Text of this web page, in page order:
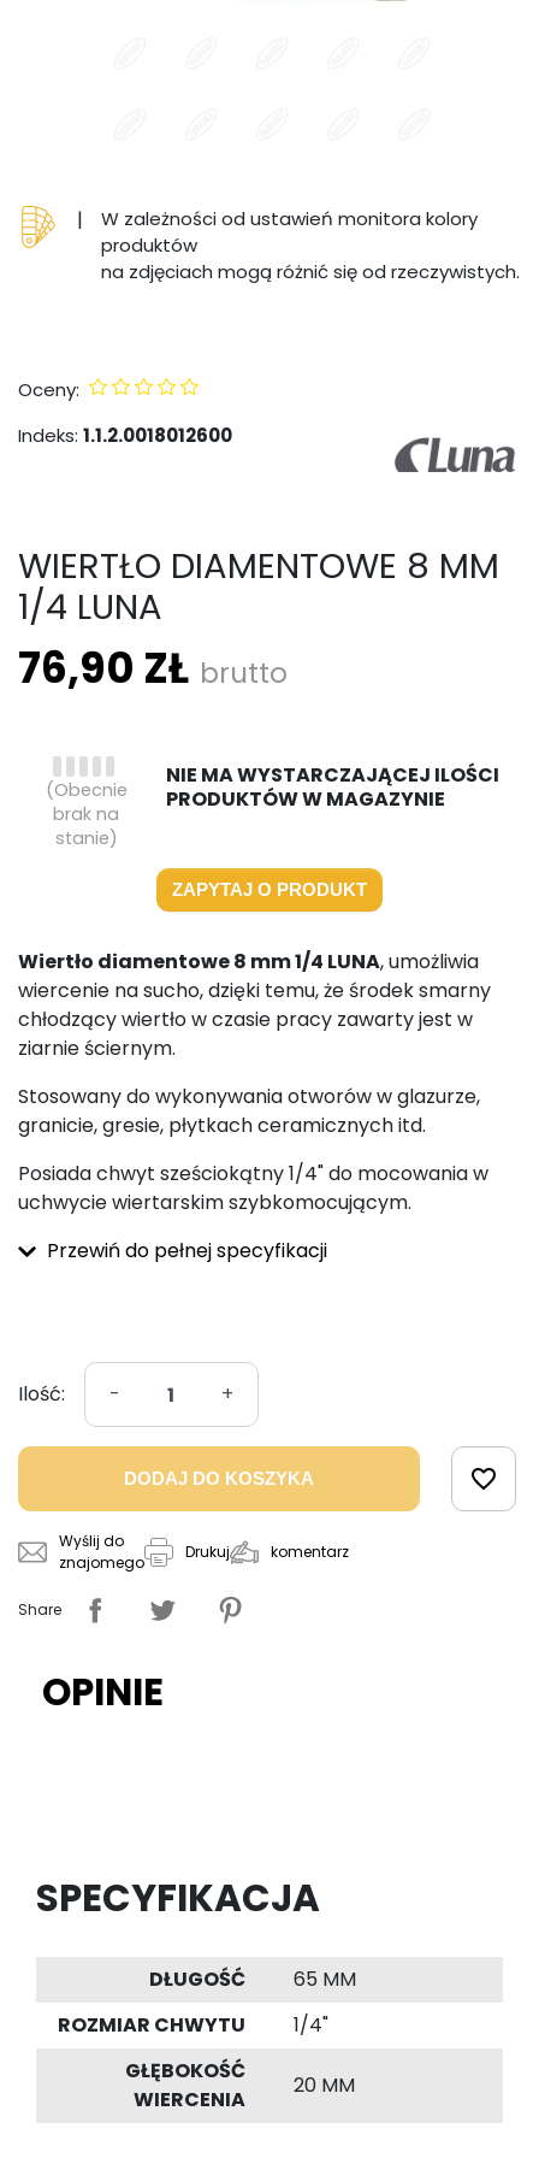
|
W zależności od ustawień monitora kolory
produktów
na zdjęciach mogą różnić się od rzeczywistych.
Oceny:
Indeks: 1.1.2.0018012600
WIERTŁO DIAMENTOWE 8 MM
1/4 LUNA
76,90 ZŁ brutto
NIE MA WYSTARCZAJĄCEJ ILOŚCI
PRODUKTÓW W MAGAZYNIE
(Obecnie
brak na
stanie)
ZAPYTAJ O PRODUKT
Wiertło diamentowe 8 mm 1/4 LUNA, umożliwia
wiercenie na sucho, dzięki temu, że środek smarny
chłodzący wiertło w czasie pracy zawarty jest w
ziarnie ściernym.
Stosowany do wykonywania otworów w glazurze,
granicie, gresie, płytkach ceramicznych itd.
Posiada chwyt sześciokątny 1/4" do mocowania w
uchwycie wiertarskim szybkomocującym.
Przewiń do pełnej specyfikacji
Ilość: - +
DODAJ DO KOSZYKA favorite_border
Wyślij do
znajomego
Drukuj komentarz
Share
OPINIE
SPECYFIKACJA
DŁUGOŚĆ
65 MM
ROZMIAR CHWYTU
1/4"
GŁĘBOKOŚĆ
WIERCENIA
20 MM